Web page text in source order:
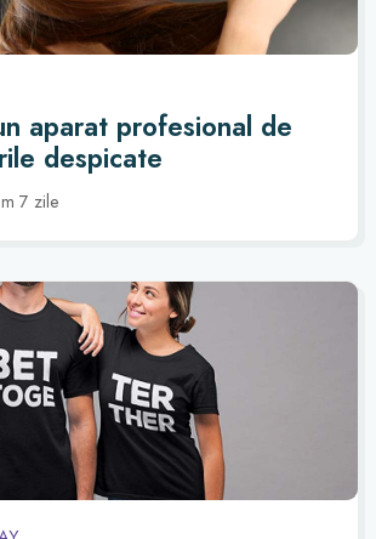
aparat profesional de
despicate
7 zile